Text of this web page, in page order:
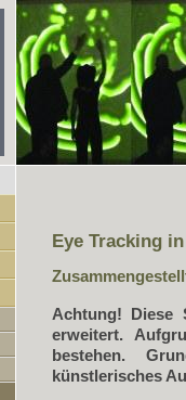
Eye Tracking
Achtung!
erweitert.
bestehen.
künstlerisches